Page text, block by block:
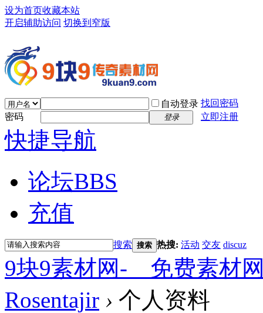
设为首页收藏本站
开启辅助访问 切换到窄版
自动登录 找回密码
密码
登录 立即注册
快捷导航
论坛BBS
充值
搜索 搜索 热搜: 活动 交友 discuz
9块9素材网-＿免费素材
Rosentajir › 个人资料